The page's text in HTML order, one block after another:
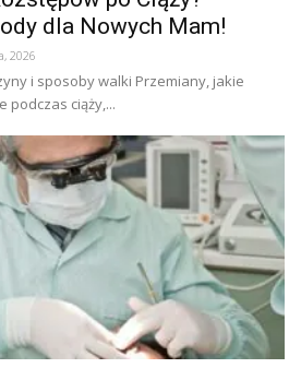
dla Nowych Mam!
2026
i sposoby walki Przemiany, jakie
podczas ciąży,...